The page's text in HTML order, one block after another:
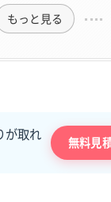
もっと見る
が取れ
無料見